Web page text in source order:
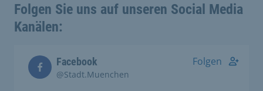
Folgen Sie uns auf unseren Social Media
Kanälen:
Facebook
@Stadt.Muenchen
Folgen